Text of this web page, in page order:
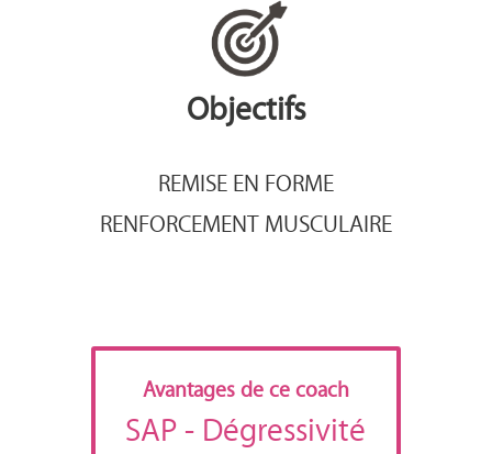
Objectifs
REMISE EN FORME
RENFORCEMENT MUSCULAIRE
Avantages de ce coach
SAP- Dégressivité